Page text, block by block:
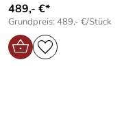
489,- €*
Grundpreis: 489,- €/Stück